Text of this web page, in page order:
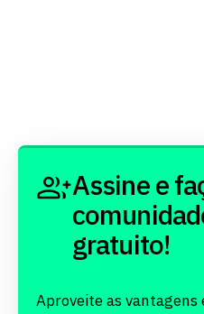
Assine e
gratuito!
Aproveite as vantagens